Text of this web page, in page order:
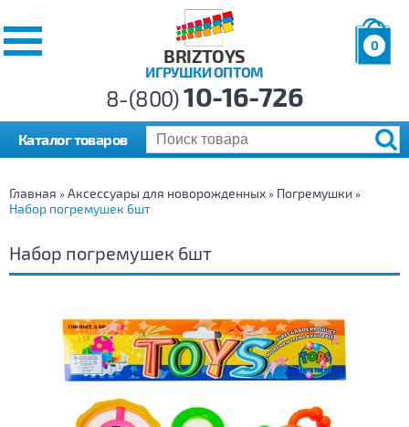
BRIZTOYS
ИГРУШКИ ОПТОМ
0
р.
8-(800)10-16-726
Каталог товаров
Главная » Аксессуары для новорожденных » Погремушки »
Набор погремушек 6шт
Набор погремушек 6шт